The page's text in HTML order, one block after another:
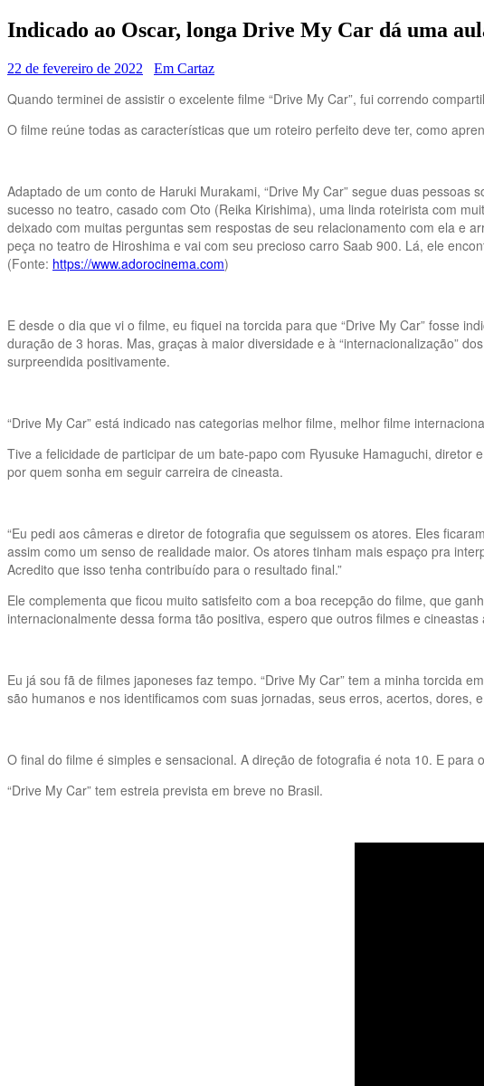
Indicado ao Oscar, longa Drive My Car dá uma
22 de fevereiro de 2022 Em Cartaz
Quando terminei de assistir o excelente filme “Drive My Car”, fui correndo
O filme reúne todas as características que um roteiro perfeito deve ter, como
Adaptado de um conto de Haruki Murakami, “Drive My Car” segue duas
sucesso no teatro, casado com Oto (Reika Kirishima), uma linda roteirista com
deixado com muitas perguntas sem respostas de seu relacionamento com ela e
peça no teatro de Hiroshima e vai com seu precioso carro Saab 900. Lá, ele
(Fonte: https://www.adorocinema.com)
E desde o dia que vi o filme, eu fiquei na torcida para que “Drive My Car” fosse
duração de 3 horas. Mas, graças à maior diversidade e à “internacionalização”
surpreendida positivamente.
“Drive My Car” está indicado nas categorias melhor filme, melhor filme
Tive a felicidade de participar de um bate-papo com Ryusuke Hamaguchi,
por quem sonha em seguir carreira de cineasta.
“Eu pedi aos câmeras e diretor de fotografia que seguissem os atores. Eles
assim como um senso de realidade maior. Os atores tinham mais espaço pra
Acredito que isso tenha contribuído para o resultado final.”
Ele complementa que ficou muito satisfeito com a boa recepção do filme, que
internacionalmente dessa forma tão positiva, espero que outros filmes e
Eu já sou fã de filmes japoneses faz tempo. “Drive My Car” tem a minha torcida
são humanos e nos identificamos com suas jornadas, seus erros, acertos, dores,
O final do filme é simples e sensacional. A direção de fotografia é nota 10. E
“Drive My Car” tem estreia prevista em breve no Brasil.